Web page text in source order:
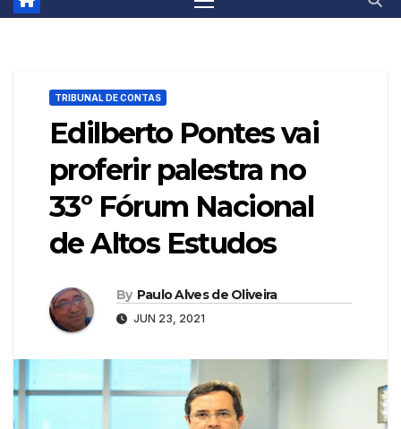
TRIBUNAL DE CONTAS
Edilberto Pontes vai
proferir palestra no
33º Fórum Nacional
de Altos Estudos
By Paulo Alves de Oliveira
JUN 23, 2021